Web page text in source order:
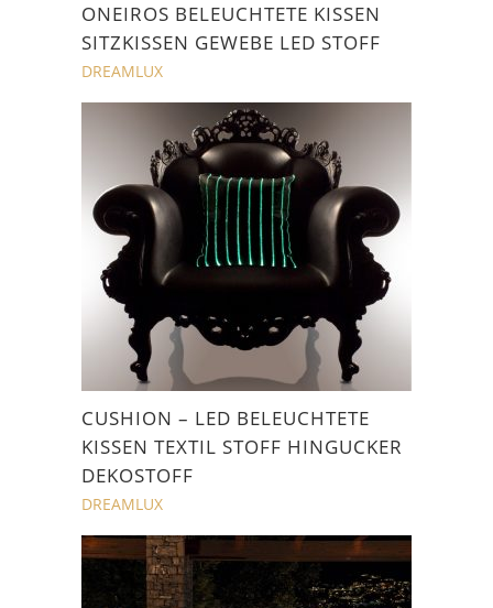
ONEIROS BELEUCHTETE KISSEN
SITZKISSEN GEWEBE LED STOFF
DREAMLUX
CUSHION – LED BELEUCHTETE
KISSEN TEXTIL STOFF HINGUCKER
DEKOSTOFF
DREAMLUX